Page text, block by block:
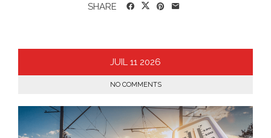
SHARE
JUIL 11 2026
NO COMMENTS